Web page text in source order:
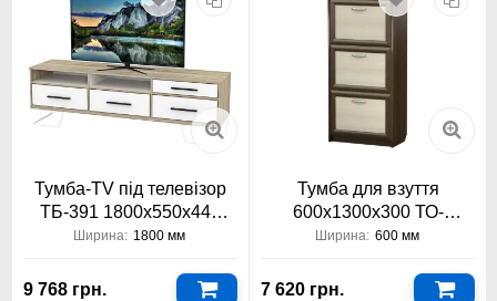
Тумба-TV під телевізор
ТБ-391 1800х550х440
Тіса Меблі
Ширина: 1800 мм
9 768 грн.
Тумба для взуття
600х1300х300 ТО-
АКМ-113 Тіса Меблі АКМ
Ширина: 600 мм
7 620 грн.